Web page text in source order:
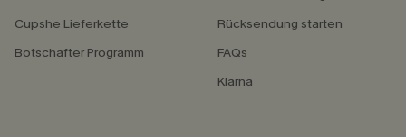
Cupshe Lieferkette
Botschafter Programm
Rücksendung starten
FAQs
Klarna